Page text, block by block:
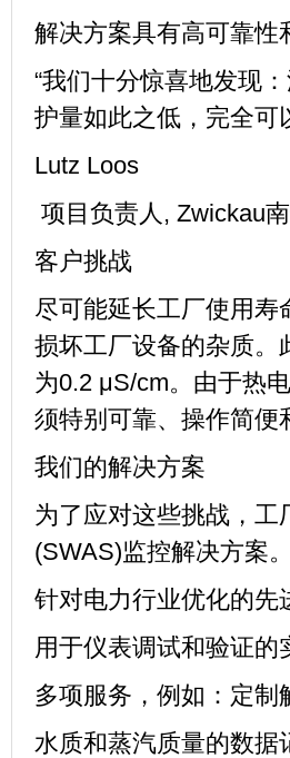
解决方案具有高可靠性
“我们十分惊喜地发现
护量如此之低，完全
Lutz Loos
项目负责人 , Zwickau
客户挑战
尽可能延长工厂使用寿
损坏工厂设备的杂质。
为0.2 μS/cm。由于热
须特别可靠、操作简便
我们的解决方案
为了应对这些挑战，
(SWAS)监控解决方案
针对电力行业优化的先
用于仪表调试和验证的
多项服务，例如：定
水质和蒸汽质量的数据